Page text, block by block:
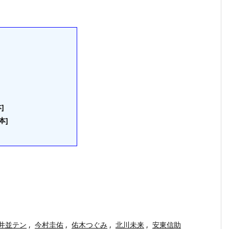
]
]
並テン , 今村圭佑 , 佑木つぐみ , 北川未来 , 安東信助